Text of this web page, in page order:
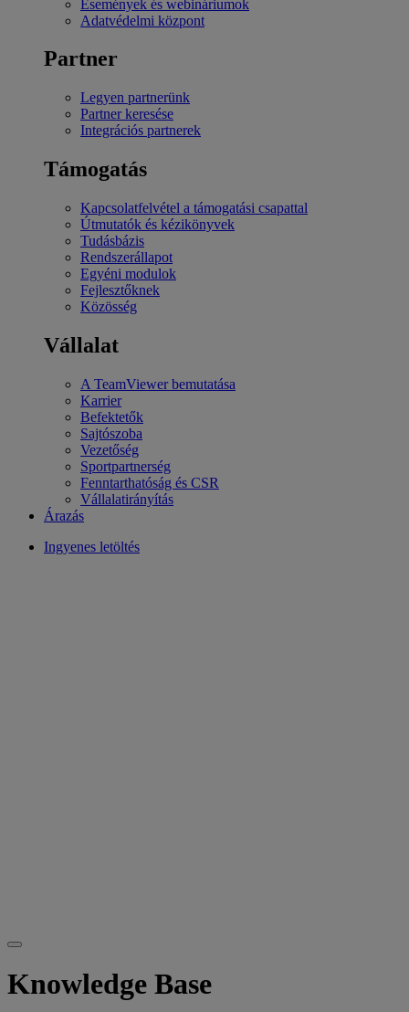
Események és webináriumok
Adatvédelmi központ
Partner
Legyen partnerünk
Partner keresése
Integrációs partnerek
Támogatás
Kapcsolatfelvétel a támogatási csapattal
Útmutatók és kézikönyvek
Tudásbázis
Rendszerállapot
Egyéni modulok
Fejlesztőknek
Közösség
Vállalat
A TeamViewer bemutatása
Karrier
Befektetők
Sajtószoba
Vezetőség
Sportpartnerség
Fenntarthatóság és CSR
Vállalatirányítás
Árazás
Ingyenes letöltés
Knowledge Base